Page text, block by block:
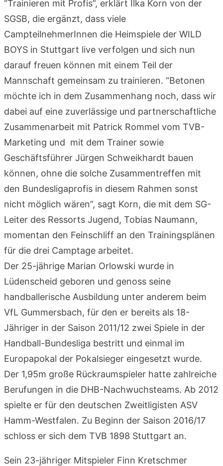
“Trainieren mit Profis”, erklärt Ilka Korn von der
SGSB, die ergänzt, dass viele
CampteilnehmerInnen die Heimspiele der WILD
BOYS in Stuttgart live verfolgen und sich nun
darauf freuen können mit einem Teil der
Mannschaft gemeinsam zu trainieren. “Betonen
möchte ich in dem Zusammenhang noch, dass wir
dabei auf eine zuverlässige und partnerschaftliche
Zusammenarbeit mit Patrick Rommel vom TVB-
Marketing und mit dem Trainer sowie
Geschäftsführer Jürgen Schweikhardt bauen
können, ohne die solche Zusammentreffen mit
den Bundesligaprofis in diesem Rahmen sonst
nicht möglich wären”, sagt Korn, die mit dem SG-
Leiter des Ressorts Jugend, Tobias Naumann,
momentan den Feinschliff an den Trainingsplänen
für die drei Camptage arbeitet.
Der 25-jährige Marian Orlowski wurde in
Lüdenscheid geboren und genoss seine
handballerische Ausbildung unter anderem beim
VfL Gummersbach, für den er bereits als 18-
Jähriger in der Saison 2011/12 zwei Spiele in der
Handball-Bundesliga bestritt und einmal im
Europapokal der Pokalsieger eingesetzt wurde.
Der 1,95m große Rückraumspieler hatte zahlreiche
Berufungen in die DHB-Nachwuchsteams. Ab 2012
spielte er für den deutschen Zweitligisten ASV
Hamm-Westfalen. Zu Beginn der Saison 2016/17
schloss er sich dem TVB 1898 Stuttgart an.
Sein 23-jähriger Mitspieler Finn Kretschmer